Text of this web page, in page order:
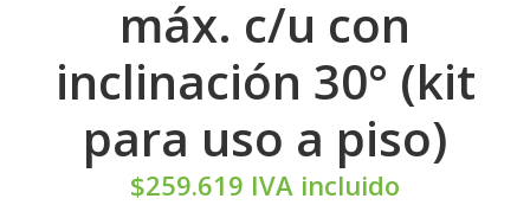
máx. c/u con
inclinación 30° (kit
para uso a piso)
$259.619 IVA incluido